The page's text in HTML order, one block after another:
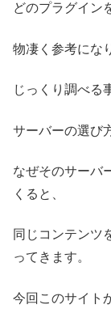
どのプラグイン
物凄く参考にな
じっくり調べる
サーバーの選び
なぜそのサーバ
くると、
同じコンテンツ
ってきます。
今回このサイト